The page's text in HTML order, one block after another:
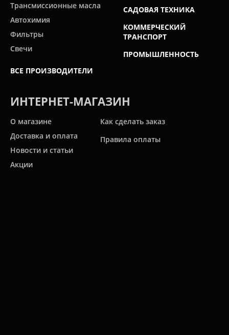
Трансмиссионные масла
Автохимия
Фильтры
Свечи
ВСЕ ПРОИЗВОДИТЕЛИ
САДОВАЯ ТЕХНИКА
КОММЕРЧЕСКИЙ
ТРАНСПОРТ
ПРОМЫШЛЕННОСТЬ
ИНТЕРНЕТ-МАГАЗИН
О магазине
Доставка и оплата
Новости и статьи
Акции
Как сделать заказ
Правила оплаты